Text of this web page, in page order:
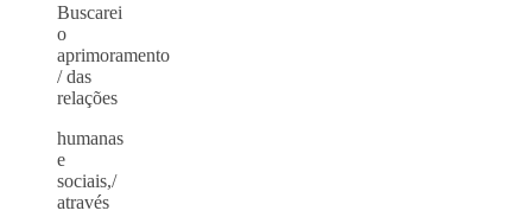
Buscarei
o
aprimoramento
/ das
relações
humanas
e
sociais,/
através